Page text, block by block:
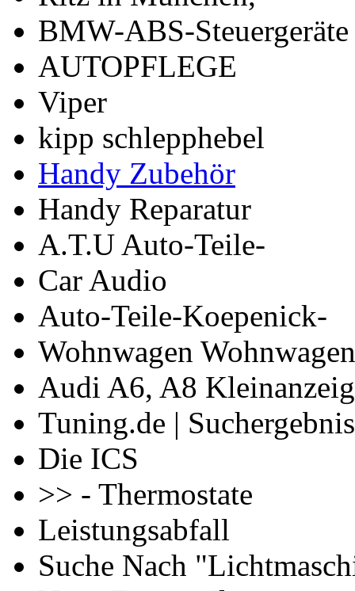
BMW-ABS-Steuergeräte
AUTOPFLEGE
Viper
kipp schlepphebel
Handy Zubehör
Handy Reparatur
A.T.U Auto-Teile-
Car Audio
Auto-Teile-Koepenick-
Wohnwagen
Audi A6, A8
Tuning.de | Suchergebnis
Die ICS
>> - Thermostate
Leistungsabfall
Suche Nach